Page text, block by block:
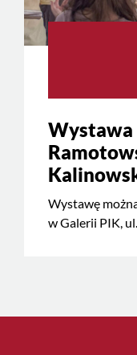
Wystawa
Wystawę
w Galerii PIK,